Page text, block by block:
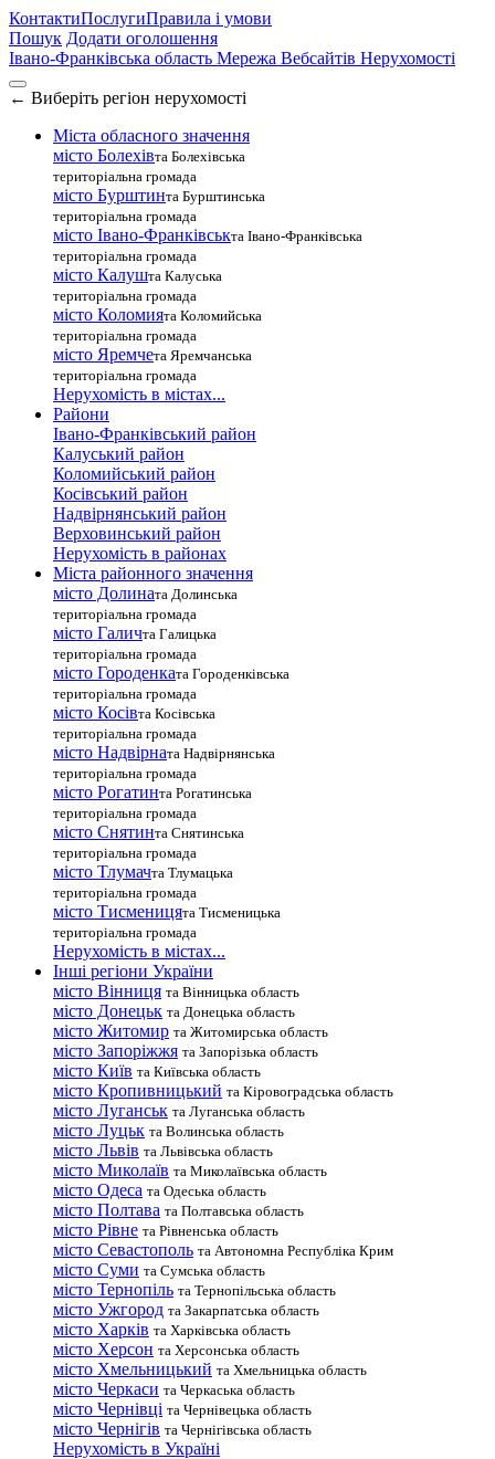
КонтактиПослугиПравила і умови
Пошук Додати оголошення
Івано-Франківська область Мережа Вебсайтів Нерухомості
← Виберіть регіон нерухомості
Міста обласного значення
місто Болехівта Болехівська
територіальна громада
місто Бурштинта Бурштинська
територіальна громада
місто Івано-Франківськта Івано-Франківська
територіальна громада
місто Калушта Калуська
територіальна громада
місто Коломията Коломийська
територіальна громада
місто Яремчета Яремчанська
територіальна громада
Нерухомість в містах...
Райони
Івано-Франківський район
Калуський район
Коломийський район
Косівський район
Надвірнянський район
Верховинський район
Нерухомість в районах
Міста районного значення
місто Долината Долинська
територіальна громада
місто Галичта Галицька
територіальна громада
місто Городенката Городенківська
територіальна громада
місто Косівта Косівська
територіальна громада
місто Надвірната Надвірнянська
територіальна громада
місто Рогатинта Рогатинська
територіальна громада
місто Снятинта Снятинська
територіальна громада
місто Тлумачта Тлумацька
територіальна громада
місто Тисменицята Тисменицька
територіальна громада
Нерухомість в містах...
Інші регіони України
місто Вінниця та Вінницька область
місто Донецьк та Донецька область
місто Житомир та Житомирська область
місто Запоріжжя та Запорізька область
місто Київ та Київська область
місто Кропивницький та Кіровоградська область
місто Луганськ та Луганська область
місто Луцьк та Волинська область
місто Львів та Львівська область
місто Миколаїв та Миколаївська область
місто Одеса та Одеська область
місто Полтава та Полтавська область
місто Рівне та Рівненська область
місто Севастополь та Автономна Республіка Крим
місто Суми та Сумська область
місто Тернопіль та Тернопільська область
місто Ужгород та Закарпатська область
місто Харків та Харківська область
місто Херсон та Херсонська область
місто Хмельницький та Хмельницька область
місто Черкаси та Черкаська область
місто Чернівці та Чернівецька область
місто Чернігів та Чернігівська область
Нерухомість в Україні